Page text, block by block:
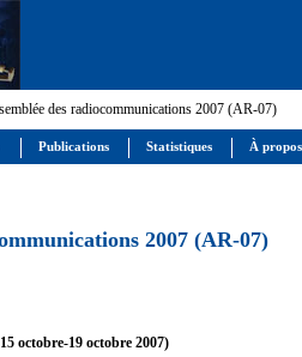
des radiocommunications 2007 (AR-07)
2007 (AR-07)
octobre-19 octobre 2007)
Publications Statistiques À